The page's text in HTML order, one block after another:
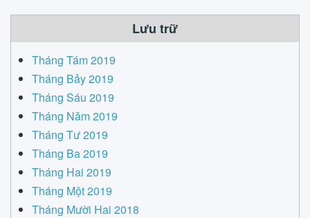
Lưu trữ
Tháng Tám 2019
Tháng Bảy 2019
Tháng Sáu 2019
Tháng Năm 2019
Tháng Tư 2019
Tháng Ba 2019
Tháng Hai 2019
Tháng Một 2019
Tháng Mười Hai 2018